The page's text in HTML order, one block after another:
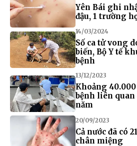
Yên Bái ghi
đậu, 1 trường
14/03/2024
Số ca tử vong
biến, Bộ Y tế
bệnh
13/12/2023
Khoảng
bệnh liên quan
năm
20/09/2023
Cả nước đã có
chân miệng